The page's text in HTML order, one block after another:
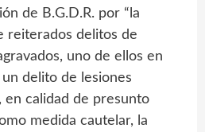
de B.G.D.R. por “la
reiterados delitos de
uno de ellos en
delito de lesiones
en calidad de presunto
medida cautelar, la